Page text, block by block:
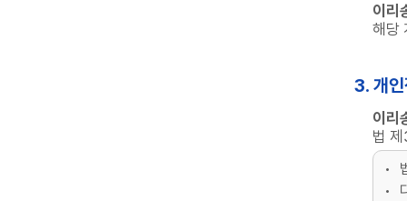
이리
해당
3. 개
이리
법